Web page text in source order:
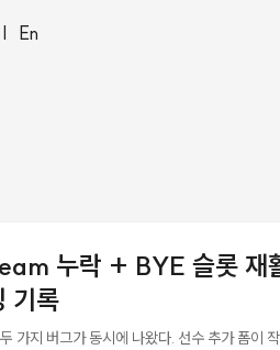
| En
누락 + BYE 슬롯 재
기록
가지 버그가 동시에 나왔다. 선수 추가 폼이